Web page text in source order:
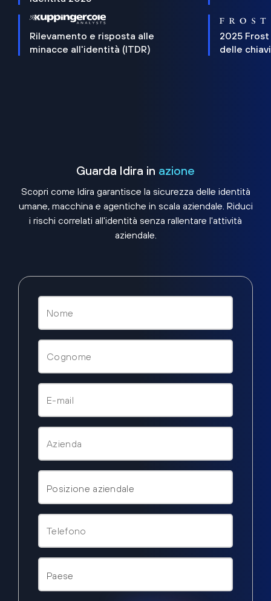
Rilevamento e risposta alle
minacce all'identità (ITDR)
2025 Frost
delle
Guarda Idira in azione
Scopri come Idira garantisce la sicurezza delle identità
umane, macchina e agentiche in scala aziendale. Riduci
i rischi correlati all'identità senza rallentare l'attività
aziendale.